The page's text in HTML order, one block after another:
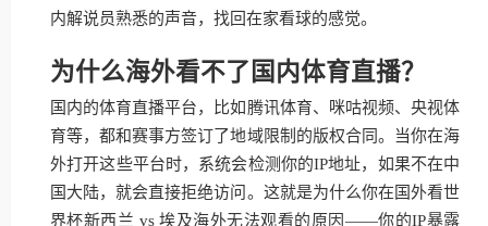
内解说员熟悉的声音，找回在家看球的感觉。
为什么海外看不了国内体育直播？
国内的体育直播平台，比如腾讯体育、咪咕视频、央视体
育等，都和赛事方签订了地域限制的版权合同。当你在海
外打开这些平台时，系统会检测你的IP地址，如果不在中
国大陆，就会直接拒绝访问。这就是为什么你在国外看世
界杯新西兰 vs 埃及海外无法观看的原因——你的IP暴露